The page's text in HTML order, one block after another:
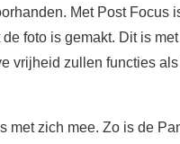
Met Post Focus
foto is gemakt. Dit is
vrijheid zullen functies
met zich mee. Zo is de